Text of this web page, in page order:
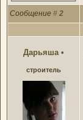
Сообщение # 2
Дарьяша •
строитель